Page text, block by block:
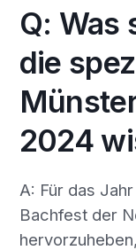
Q: Was
die
2024
A: Für das
Bachfest der